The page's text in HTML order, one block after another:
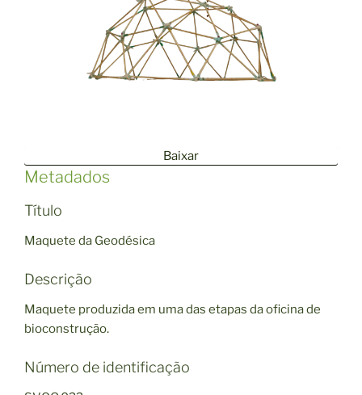
Baixar
Metadados
Título
Maquete da Geodésica
Descrição
Maquete produzida em uma das etapas da oficina de
bioconstrução.
Número de identificação